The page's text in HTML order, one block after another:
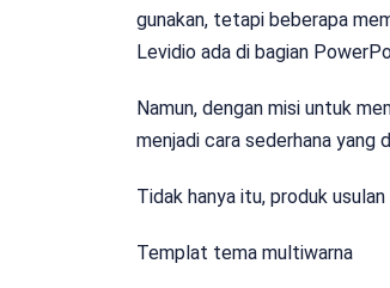
gunakan, tetapi beberapa
Levidio ada di bagian
Namun, dengan misi untuk
menjadi cara sederhana yang
Tidak hanya itu, produk
Templat tema multiwarna